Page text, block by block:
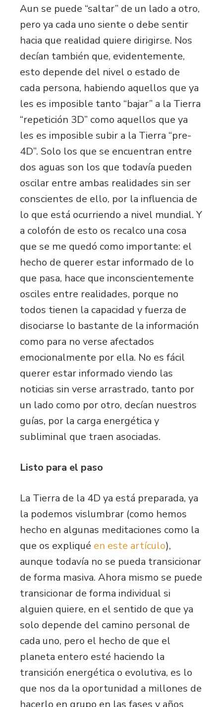
Aun se puede “saltar” de un lado a otro,
pero ya cada uno siente o debe sentir
hacia que realidad quiere dirigirse. Nos
decían también que, evidentemente,
esto depende del nivel o estado de
cada persona, habiendo aquellos que ya
les es imposible tanto “bajar” a la Tierra
“repetición 3D” como aquellos que ya
les es imposible subir a la Tierra “pre-
4D”. Solo los que se encuentran entre
dos aguas son los que todavía pueden
oscilar entre ambas realidades sin ser
conscientes de ello, por la influencia de
lo que está ocurriendo a nivel mundial. Y
a colofón de esto os recalco una cosa
que se me quedó como importante: el
hecho de querer estar informado de lo
que pasa, hace que inconscientemente
osciles entre realidades, porque no
todos tienen la capacidad y fuerza de
disociarse lo bastante de la información
como para no verse afectados
emocionalmente por ella. No es fácil
querer estar informado viendo las
noticias sin verse arrastrado, tanto por
un lado como por otro, decían nuestros
guías, por la carga energética y
subliminal que traen asociadas.
Listo para el paso
La Tierra de la 4D ya está preparada, ya
la podemos vislumbrar (como hemos
hecho en algunas meditaciones como la
que os expliqué en este artículo),
aunque todavía no se pueda transicionar
de forma masiva. Ahora mismo se puede
transicionar de forma individual si
alguien quiere, en el sentido de que ya
solo depende del camino personal de
cada uno, pero el hecho de que el
planeta entero esté haciendo la
transición energética o evolutiva, es lo
que nos da la oportunidad a millones de
hacerlo en grupo en las fases y años